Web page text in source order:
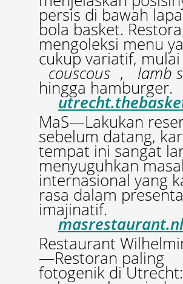
persis di bawah
bola basket.
mengoleksi menu
cukup variatif,
couscous , lamb
hingga hamburger.
MaS—Lakukan
sebelum datang,
tempat ini sangat
menyuguhkan
internasional yang
rasa dalam
imajinatif.
masrestaurant.nl
Restaurant
—Restoran paling
fotogenik di